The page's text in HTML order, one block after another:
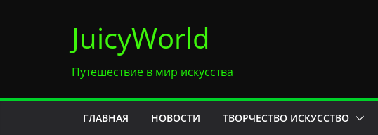
содержимомуJuicyWorld
Путешествие в мир искусства
ГЛАВНАЯ НОВОСТИ ТВОРЧЕСТВО ИСКУССТВО